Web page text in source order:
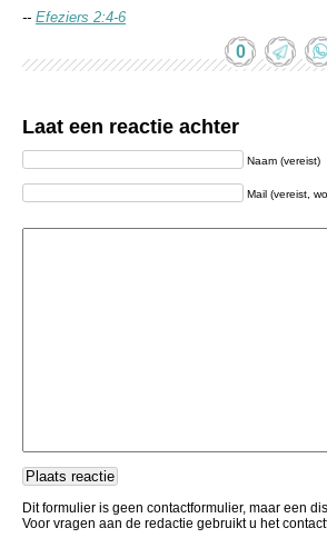
-- Efeziers 2:4-6
0
Laat een reactie achter
Naam (vereist)
Mail (vereist,
Dit formulier is geen contactformulier, maar een
Voor vragen aan de redactie gebruikt u het